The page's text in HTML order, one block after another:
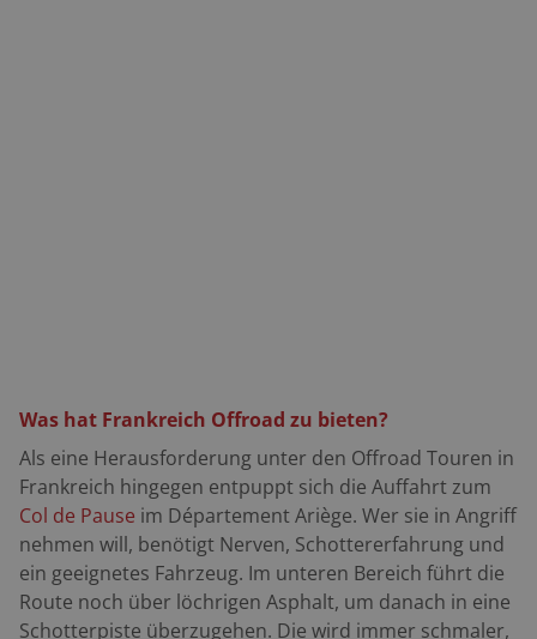
Was hat Frankreich Offroad zu bieten?
Als eine Herausforderung unter den Offroad Touren in
Frankreich hingegen entpuppt sich die Auffahrt zum
Col de Pause im Département Ariège. Wer sie in Angriff
nehmen will, benötigt Nerven, Schottererfahrung und
ein geeignetes Fahrzeug. Im unteren Bereich führt die
Route noch über löchrigen Asphalt, um danach in eine
Schotterpiste überzugehen. Die wird immer schmaler,